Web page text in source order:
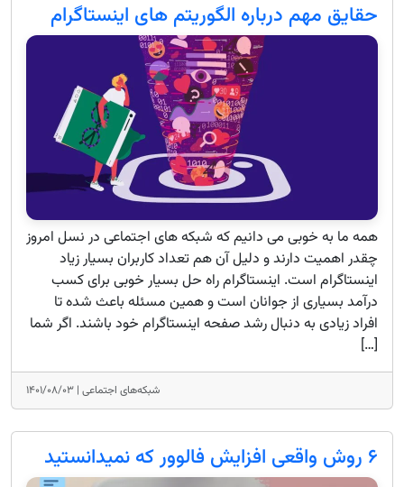
حقایق مهم درباره الگوریتم های اینستاگرام
همه ما به خوبی می دانیم که شبکه های اجتماعی در نسل امروز
چقدر اهمیت دارند و دلیل آن هم تعداد کاربران بسیار زیاد
اینستاگرام است. اینستاگرام راه حل بسیار خوبی برای کسب
درآمد بسیاری از جوانان است و همین مسئله باعث شده تا
افراد زیادی به دنبال رشد صفحه اینستاگرام خود باشند. اگر شما
[…]
شبکه‌های اجتماعی | ۱۴۰۱/۰۸/۰۳
۶ روش واقعی افزایش فالوور که نمیدانستید